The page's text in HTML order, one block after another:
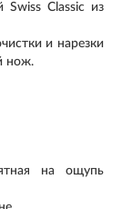
Classic из
и нарезки
нож.
на ощупь